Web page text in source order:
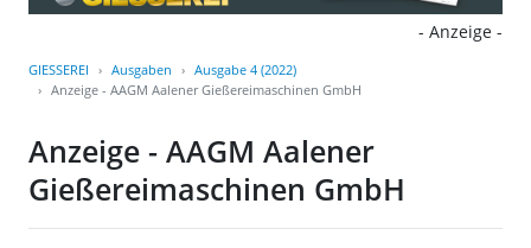
- Anzeige -
GIESSEREI Ausgaben
Ausgabe 4 (2022)
Anzeige - AAGM Aalener Gießereimaschinen GmbH
Anzeige - AAGM Aalener
Gießereimaschinen GmbH